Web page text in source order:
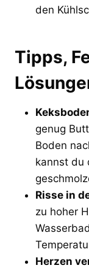
den
Tipps,
genug
Boden
kannst du
Risse in
zu hoher
Herzen